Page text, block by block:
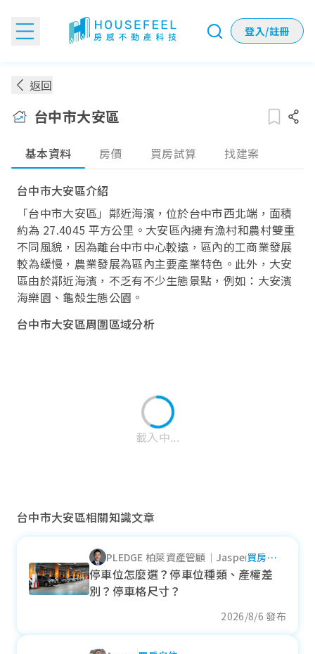
登入/註冊
返回
台中市大安區
基本資料 房價 買房試算 找建案
台中市大安區介紹
「台中市大安區」鄰近海濱，位於台中市西北端，面積
約為 27.4045 平方公里。大安區內擁有漁村和農村雙重
不同風貌，因為離台中市中心較遠，區內的工商業發展
較為緩慢，農業發展為區內主要產業特色。此外，大安
區由於鄰近海濱，不乏有不少生態景點，例如：大安濱
海樂園、龜殼生態公園。
台中市大安區周圍區域分析
載入中...
清水區
近一年成交單價
台中市大安區相關知識文章
PLEDGE 柏萊資產管顧｜Jasper買房自
住
停車位怎麼選？停車位種類、產權差
別？停車格尺寸？
2026/8/6 發布